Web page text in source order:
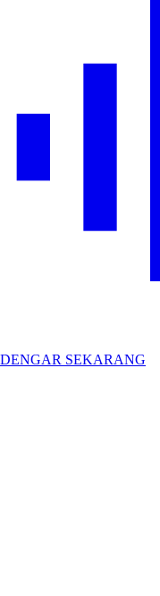
DENGAR SEKARANG